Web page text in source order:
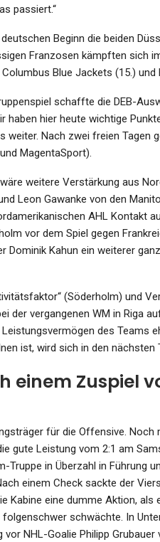
passiert.“
Beginn die beiden
Franzosen kämpften sich
Blue Jackets (15.)
schaffte die DEB-
haben hier heute wichtige
weiter. Nach zwei freien Tagen
MagentaSport).
weitere Verstärkung aus
Leon Gawanke von den
AHL Kontakt
vor dem Spiel gegen
Dominik Kahun ein weiterer
(Söderholm) und
der vergangenen WM in Riga
des Teams
ist, wird sich in den nächsten
einem Zuspiel
für die Offensive.
gute Leistung vom 2:1 am
Truppe in Überzahl in Führung
einem Check sackte der
Kabine eine dumme Aktion,
schwächte. In
NHL-Goalie Philipp
Berolina
Ist Es,…
Schreien
2022